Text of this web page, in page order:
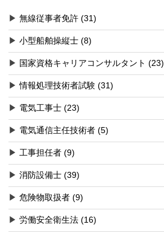
▶ 無線従事者免許 (31)
▶ 小型船舶操縦士 (8)
▶ 国家資格キャリアコンサルタント (23)
▶ 情報処理技術者試験 (31)
▶ 電気工事士 (23)
▶ 電気通信主任技術者 (5)
▶ 工事担任者 (9)
▶ 消防設備士 (39)
▶ 危険物取扱者 (9)
▶ 労働安全衛生法 (16)